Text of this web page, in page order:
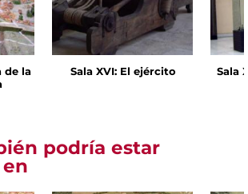
de la
Sala XVI: El ejército Sala
podría estar